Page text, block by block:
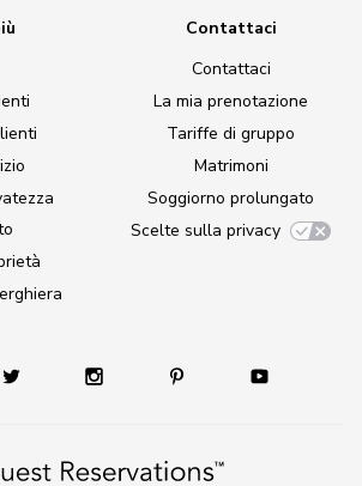
Contattaci
Contattaci
La mia prenotazione
Tariffe di gruppo
Matrimoni
Soggiorno prolungato
Scelte sulla privacy